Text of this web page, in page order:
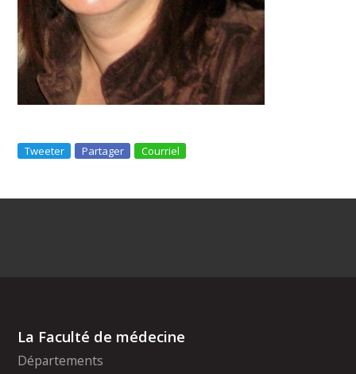
Tweeter Partager Courriel
La Faculté de médecine
Départements